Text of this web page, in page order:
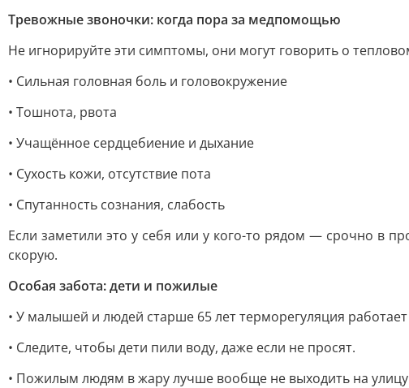
Тревожные звоночки: когда пора за медпомощью
Не игнорируйте эти симптомы, они могут говорить о
• Сильная головная боль и головокружение
• Тошнота, рвота
• Учащённое сердцебиение и дыхание
• Сухость кожи, отсутствие пота
• Спутанность сознания, слабость
Если заметили это у себя или у кого-то рядом — срочно в
скорую.
Особая забота: дети и пожилые
• У малышей и людей старше 65 лет терморегуляция
• Следите, чтобы дети пили воду, даже если не просят.
• Пожилым людям в жару лучше вообще не выходить на улицу